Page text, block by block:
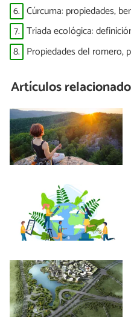
6. Cúrcuma: propiedades,
7. Triada ecológica:
8. Propiedades del romero,
Artículos